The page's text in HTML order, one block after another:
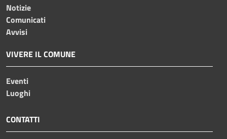
Notizie
Comunicati
Avvisi
VIVERE IL COMUNE
Eventi
Luoghi
CONTATTI